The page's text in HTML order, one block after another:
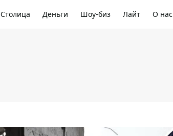
Столица Деньги Шоу-биз Лайт О нас